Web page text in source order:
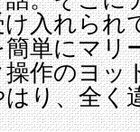
入れられ
単にマリ
作のヨッ
り、全く